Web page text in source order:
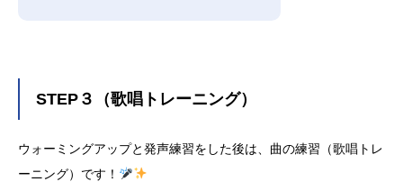
STEP３（歌唱トレーニング）
ウォーミングアップと発声練習をした後は、曲の練習（歌唱トレ
ーニング）です！